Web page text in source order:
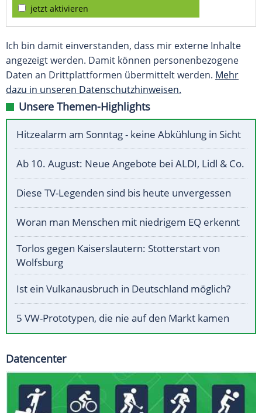
jetzt aktivieren
Ich bin damit einverstanden, dass mir externe Inhalte
angezeigt werden. Damit können personenbezogene
Daten an Drittplattformen übermittelt werden. Mehr
dazu in unseren Datenschutzhinweisen.
Unsere Themen-Highlights
Hitzealarm am Sonntag - keine Abkühlung in Sicht
Ab 10. August: Neue Angebote bei ALDI, Lidl & Co.
Diese TV-Legenden sind bis heute unvergessen
Woran man Menschen mit niedrigem EQ erkennt
Torlos gegen Kaiserslautern: Stotterstart von
Wolfsburg
Ist ein Vulkanausbruch in Deutschland möglich?
5 VW-Prototypen, die nie auf den Markt kamen
Datencenter